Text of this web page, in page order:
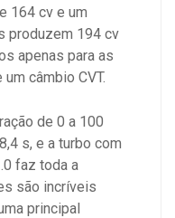
164 cv e um
produzem 194 cv
apenas para as
câmbio CVT.
de 0 a 100
s, e a turbo com
faz toda a
são incríveis
principal